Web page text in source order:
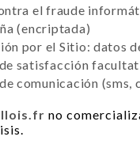
el fraude
(encriptada)
por el Sitio: datos
satisfacción
comunicación
no